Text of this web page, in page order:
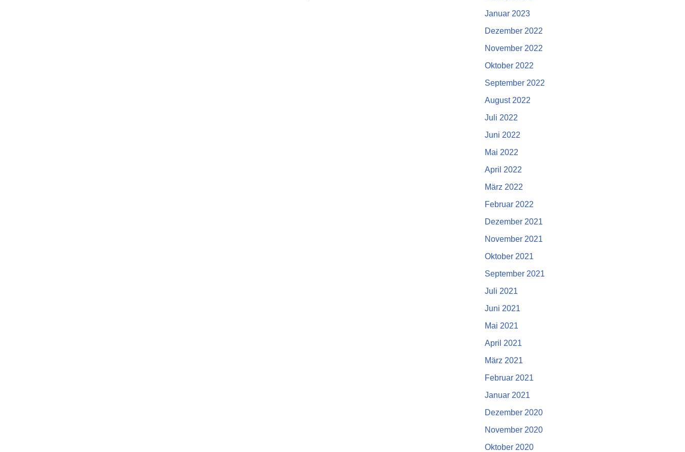
Januar 2023
Dezember 2022
November 2022
Oktober 2022
September 2022
August 2022
Juli 2022
Juni 2022
Mai 2022
April 2022
März 2022
Februar 2022
Dezember 2021
November 2021
Oktober 2021
September 2021
Juli 2021
Juni 2021
Mai 2021
April 2021
März 2021
Februar 2021
Januar 2021
Dezember 2020
November 2020
Oktober 2020